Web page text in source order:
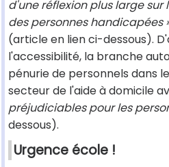
d'une réflexion plus large sur
des personnes handicapées
(article en lien ci-dessous).
l'accessibilité, la branche
pénurie de personnels dans
secteur de l'aide à domicile
préjudiciables pour les
dessous).
Urgence école !